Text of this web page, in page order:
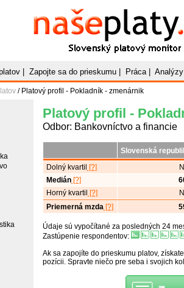
NašePlaty.sk
Slovenský platový monitor
Zapojte sa do prieskumu Práca|
/ Platový profil - Pokladník - zmenárnik
Platový profil -
Odbor: Bankovníctvo a financie
Slovenská
Dolný kvartil
[?]
Medián[?]
Horný kvartil
[?]
Priemerná mzda[?]
Údaje sú vypočítané za posledných 24
Zastúpenie respondentov:
Ak sa zapojíte do prieskumu platov,
pozícii. Spravte niečo pre seba i svojich